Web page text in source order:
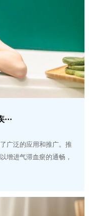
广泛的应用和推广。推
增进气滞血瘀的通畅，